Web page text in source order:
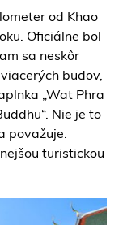
od Khao
Oficiálne bol
sa neskôr
budov,
„Wat Phra
Nie je to
považuje.
turistickou